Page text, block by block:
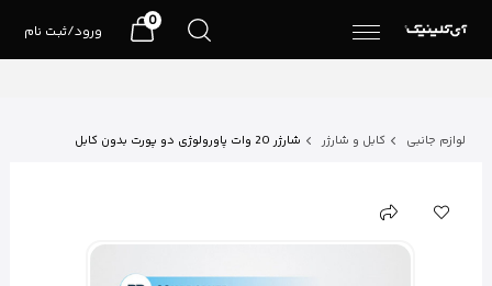
ورود/ثبت نام
0
لوازم جانبی کابل و شارژر شارژر 20 وات پاورولوژی دو پورت بدون کابل